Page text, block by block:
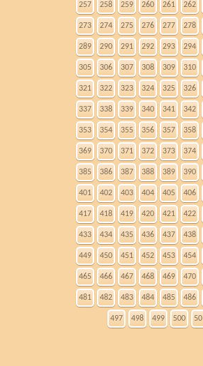
257 258 259 260 261 262
273 274 275 276 277 278
289 290 291 292 293 294
305 306 307 308 309 310
321 322 323 324 325 326
337 338 339 340 341 342
353 354 355 356 357 358
369 370 371 372 373 374
385 386 387 388 389 390
401 402 403 404 405 406
417 418 419 420 421 422
433 434 435 436 437 438
449 450 451 452 453 454
465 466 467 468 469 470
481 482 483 484 485 486
497 498 499 500